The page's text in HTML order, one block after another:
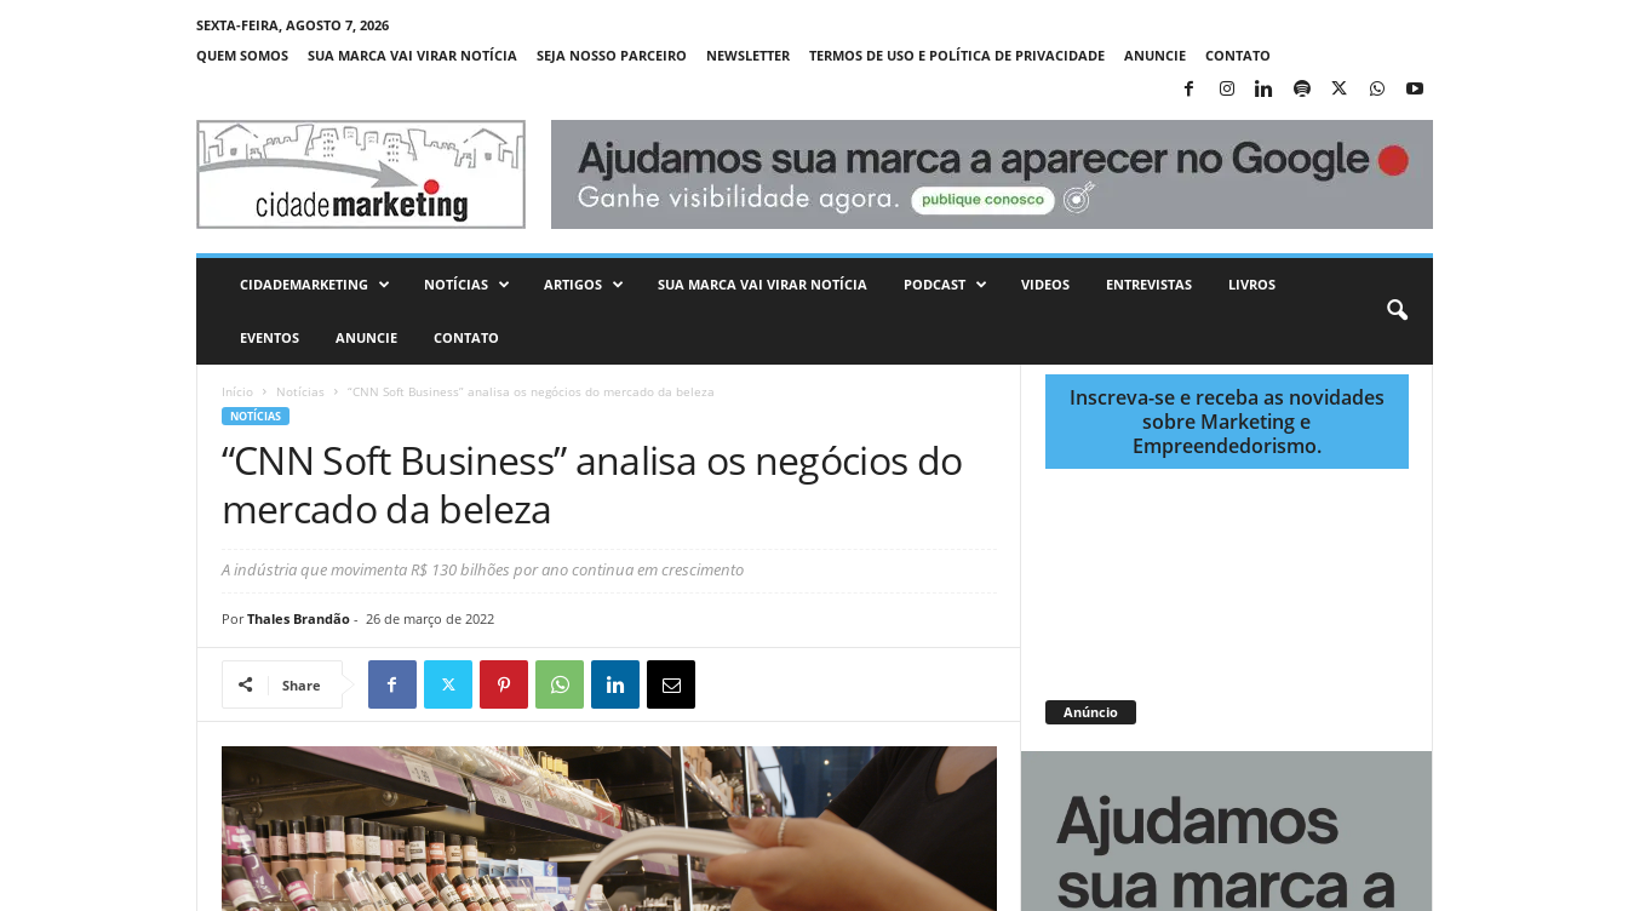
SEXTA-FEIRA, AGOSTO 7, 2026
QUEM SOMOS
SUA MARCA VAI VIRAR NOTÍCIA SEJA NOSSO PARCEIRO NEWSLETTER TERMOS DE USO E POLÍTICA DE PRIVACIDADE ANUNCIE CONTATO
C
d
CIDADEMARKETING NOTÍCIAS ARTIGOS SUA MARCA VAI VIRAR NOTÍCIA PODCAST VIDEOS ENTREVISTAS LIVROS
EVENTOS ANUNCIE CONTATO
Início Notícias “CNN Soft Business” analisa os negócios do mercado da beleza
NOTÍCIAS
“CNN Soft Business” analisa os negócios do
mercado da beleza
A indústria que movimenta R$ 130 bilhões por ano continua em crescimento
Por Thales Brandão- 26 de março de 2022
Share
Inscreva-se e receba as novidades
sobre Marketing e
Empreendedorismo.
Anúncio